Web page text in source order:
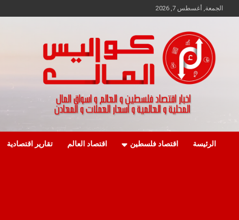
to
الجمعة, أغسطس 7, 2026
كواليس المال
الرئيسة اقتصاد فلسطين اقتصاد العالم تقارير اقتصادية